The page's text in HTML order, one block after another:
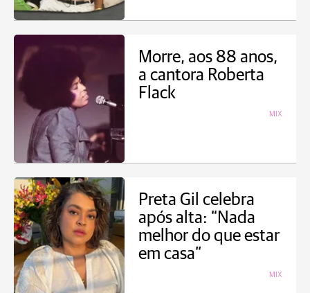
Morre, aos 88 anos,
a cantora Roberta
Flack
MIX
Preta Gil celebra
após alta: “Nada
melhor do que estar
em casa”
MIX